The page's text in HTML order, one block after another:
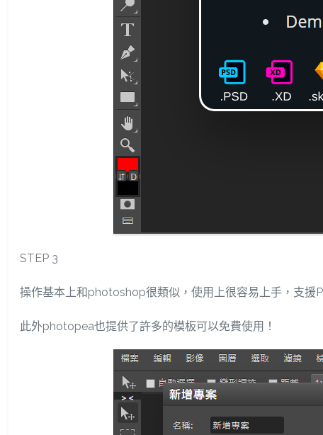
STEP 3
操作基本上和photoshop很類似，使用上很容易上手，支援
此外photopea也提供了許多的模板可以免費使用！